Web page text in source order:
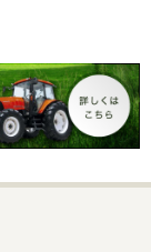
さんを利用し